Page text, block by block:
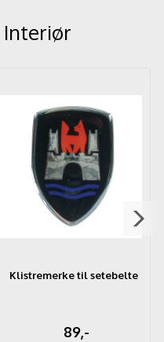
Interiør
Klistremerke til setebelte
89,-